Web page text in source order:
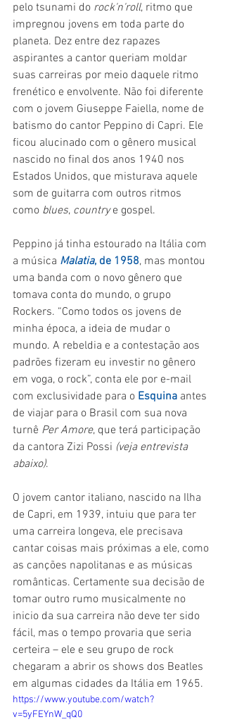
pelo tsunami do rock'n'roll, ritmo que
impregnou jovens em toda parte do
planeta. Dez entre dez rapazes
aspirantes a cantor queriam moldar
suas carreiras por meio daquele ritmo
frenético e envolvente. Não foi diferente
com o jovem Giuseppe Faiella, nome de
batismo do cantor Peppino di Capri. Ele
ficou alucinado com o gênero musical
nascido no final dos anos 1940 nos
Estados Unidos, que misturava aquele
som de guitarra com outros ritmos
como blues, country e gospel.
Peppino já tinha estourado na Itália com
a música Malatia, de 1958, mas montou
uma banda com o novo gênero que
tomava conta do mundo, o grupo
Rockers. “Como todos os jovens de
minha época, a ideia de mudar o
mundo. A rebeldia e a contestação aos
padrões fizeram eu investir no gênero
em voga, o rock”, conta ele por e-mail
com exclusividade para o Esquina antes
de viajar para o Brasil com sua nova
turnê Per Amore, que terá participação
da cantora Zizi Possi (veja entrevista
abaixo).
O jovem cantor italiano, nascido na Ilha
de Capri, em 1939, intuiu que para ter
uma carreira longeva, ele precisava
cantar coisas mais próximas a ele, como
as canções napolitanas e as músicas
românticas. Certamente sua decisão de
tomar outro rumo musicalmente no
inicio da sua carreira não deve ter sido
fácil, mas o tempo provaria que seria
certeira – ele e seu grupo de rock
chegaram a abrir os shows dos Beatles
em algumas cidades da Itália em 1965.
https://www.youtube.com/watch?
v=5yFEYnW_qQ0